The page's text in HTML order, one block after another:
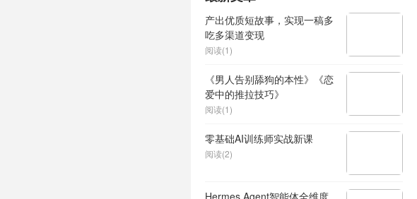
产出优质短故事，实现一稿多
吃多渠道变现
阅读(1)
《男人告别舔狗的本性》《恋
爱中的推拉技巧》
阅读(1)
零基础AI训练师实战新课
阅读(2)
Hermes Agent智能体全维度